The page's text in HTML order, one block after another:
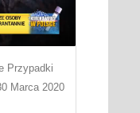
Przypadki
Marca 2020